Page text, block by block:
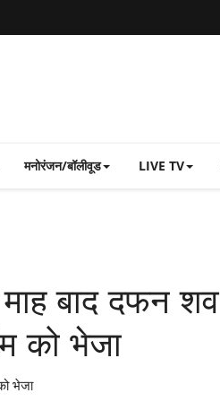
मनोरंजन/बॉलीवूड LIVE TV
माह बाद दफन शव
को भेजा
भेजा